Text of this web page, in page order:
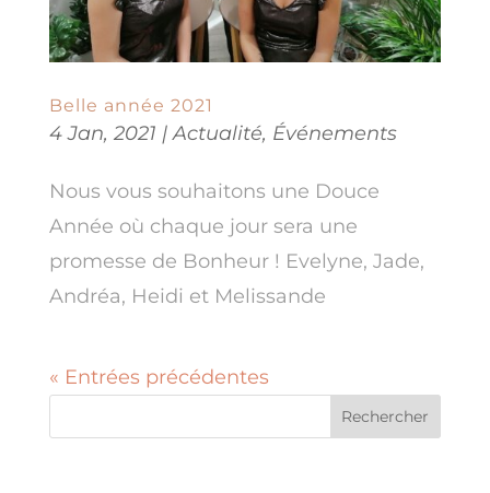
Belle année 2021
4 Jan, 2021 |Actualité, Événements
Nous vous souhaitons une Douce
Année où chaque jour sera une
promesse de Bonheur ! Evelyne, Jade,
Andréa, Heidi et Melissande
« Entrées précédentes